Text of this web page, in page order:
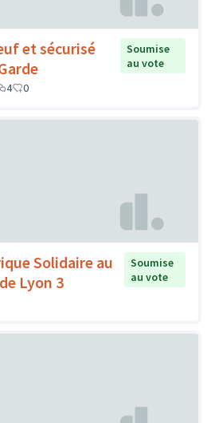
et sécurisé
Soumise
au vote
4 0
Solidaire au
Lyon 3
Soumise
au vote